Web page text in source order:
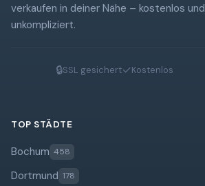
verkaufen in deiner Nähe – kostenlos und
unkompliziert.
🔒SSL gesichert✓Kostenlos
TOP STÄDTE
Bochum 458
Dortmund 178